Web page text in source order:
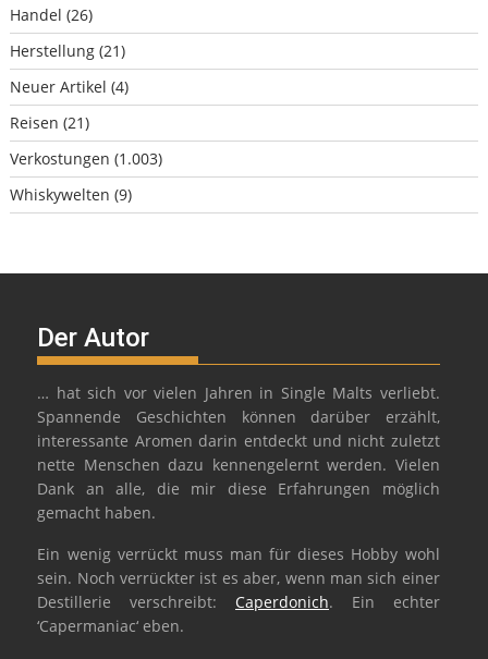
Handel (26)
Herstellung (21)
Neuer Artikel (4)
Reisen (21)
Verkostungen (1.003)
Whiskywelten (9)
Der Autor
… hat sich vor vielen Jahren in Single Malts verliebt.
Spannende Geschichten können darüber erzählt,
interessante Aromen darin entdeckt und nicht zuletzt
nette Menschen dazu kennengelernt werden. Vielen
Dank an alle, die mir diese Erfahrungen möglich
gemacht haben.
Ein wenig verrückt muss man für dieses Hobby wohl
sein. Noch verrückter ist es aber, wenn man sich einer
Destillerie verschreibt: Caperdonich. Ein echter
‘Capermaniac‘ eben.